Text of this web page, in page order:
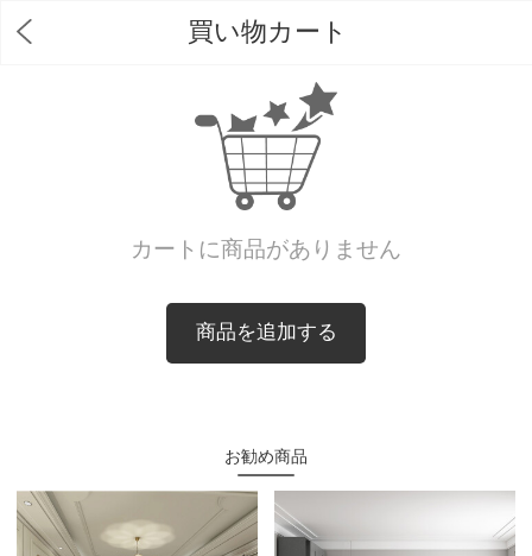
買い物カート
カートに商品がありません
商品を追加する
お勧め商品